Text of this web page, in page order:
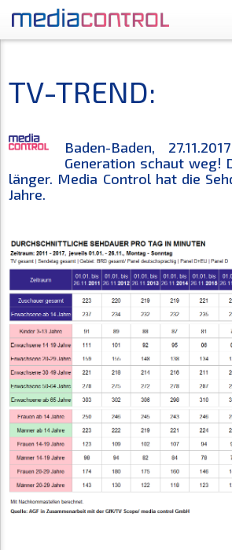
TV-TREND:
Baden-Baden,
Generation schaut weg!
länger. Media Control hat die
Jahre.